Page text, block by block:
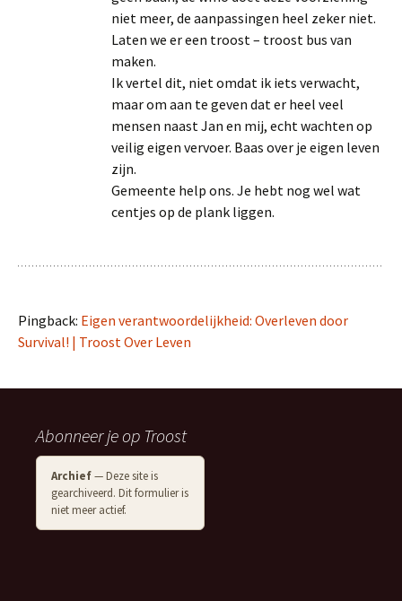
niet meer, de aanpassingen heel zeker niet.
Laten we er een troost – troost bus van
maken.
Ik vertel dit, niet omdat ik iets verwacht,
maar om aan te geven dat er heel veel
mensen naast Jan en mij, echt wachten op
veilig eigen vervoer. Baas over je eigen leven
zijn.
Gemeente help ons. Je hebt nog wel wat
centjes op de plank liggen.
Pingback: Eigen verantwoordelijkheid: Overleven door
Survival! | Troost Over Leven
Abonneer je op Troost
Archief— Deze site is
gearchiveerd. Dit formulier is
niet meer actief.